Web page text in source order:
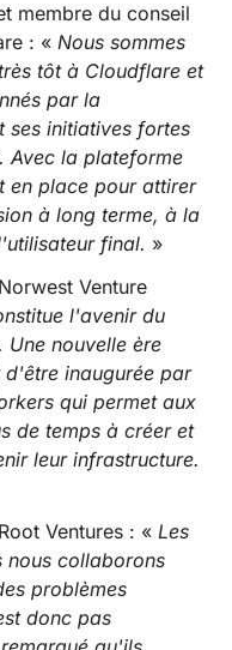
membre du conseil
: « Nous sommes
tôt à Cloudflare et
par la
ses initiatives fortes
Avec la plateforme
en place pour attirer
à long terme, à la
final. »
Venture
l'avenir du
nouvelle ère
inaugurée par
qui permet aux
de temps à créer et
leur infrastructure.
Ventures : « Les
nous collaborons
problèmes
donc pas